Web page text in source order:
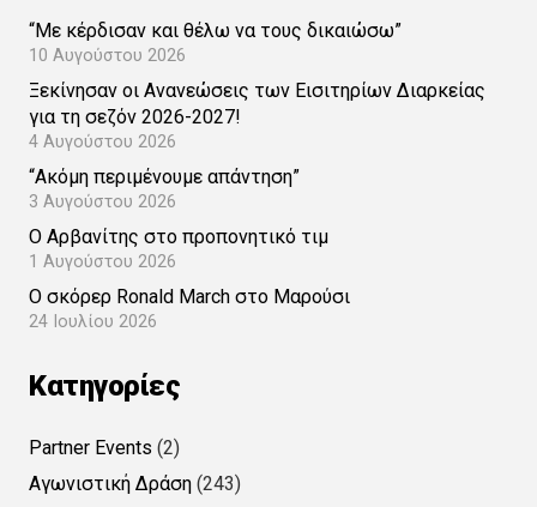
“Με κέρδισαν και θέλω να τους δικαιώσω”
10 Αυγούστου 2026
Ξεκίνησαν οι Ανανεώσεις των Εισιτηρίων Διαρκείας
για τη σεζόν 2026-2027!
4 Αυγούστου 2026
“Ακόμη περιμένουμε απάντηση”
3 Αυγούστου 2026
Ο Αρβανίτης στο προπονητικό τιμ
1 Αυγούστου 2026
Ο σκόρερ Ronald March στο Μαρούσι
24 Ιουλίου 2026
Kατηγορίες
Partner Events (2)
Αγωνιστική Δράση (243)